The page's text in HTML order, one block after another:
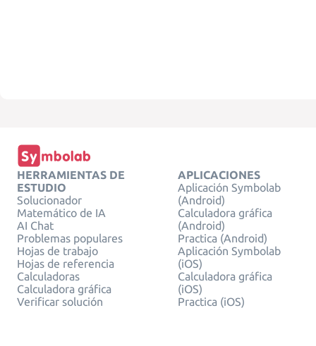
HERRAMIENTAS DE
ESTUDIO
Solucionador
Matemático de IA
AI Chat
Problemas populares
Hojas de trabajo
Hojas de referencia
Calculadoras
Calculadora gráfica
Verificar solución
APLICACIONES
Aplicación Symbolab
(Android)
Calculadora gráfica
(Android)
Practica (Android)
Aplicación Symbolab
(iOS)
Calculadora gráfica
(iOS)
Practica (iOS)